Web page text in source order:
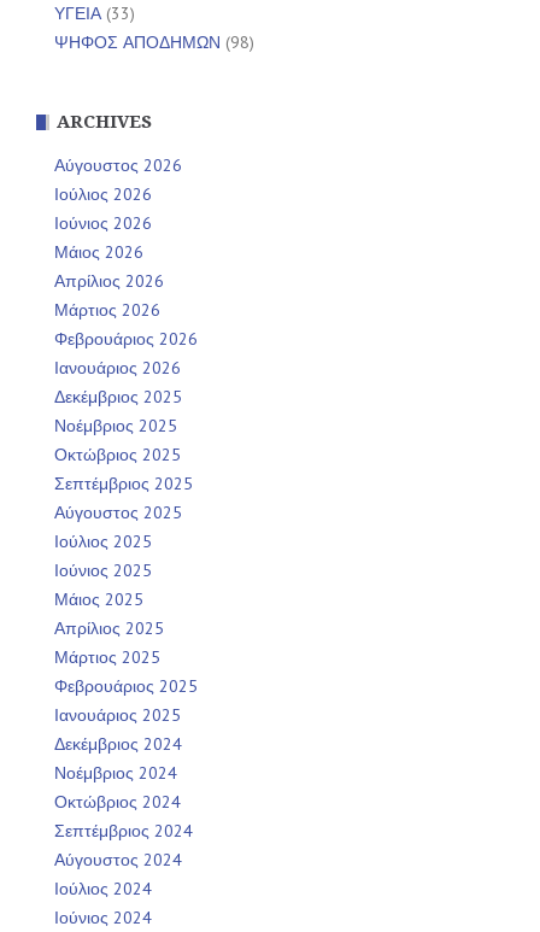
ΥΓΕΙΑ(33)
ΨΗΦΟΣ ΑΠΟΔΗΜΩΝ (98)
ARCHIVES
Αύγουστος 2026
Ιούλιος 2026
Ιούνιος 2026
Μάιος 2026
Απρίλιος 2026
Μάρτιος 2026
Φεβρουάριος 2026
Ιανουάριος 2026
Δεκέμβριος 2025
Νοέμβριος 2025
Οκτώβριος 2025
Σεπτέμβριος 2025
Αύγουστος 2025
Ιούλιος 2025
Ιούνιος 2025
Μάιος 2025
Απρίλιος 2025
Μάρτιος 2025
Φεβρουάριος 2025
Ιανουάριος 2025
Δεκέμβριος 2024
Νοέμβριος 2024
Οκτώβριος 2024
Σεπτέμβριος 2024
Αύγουστος 2024
Ιούλιος 2024
Ιούνιος 2024